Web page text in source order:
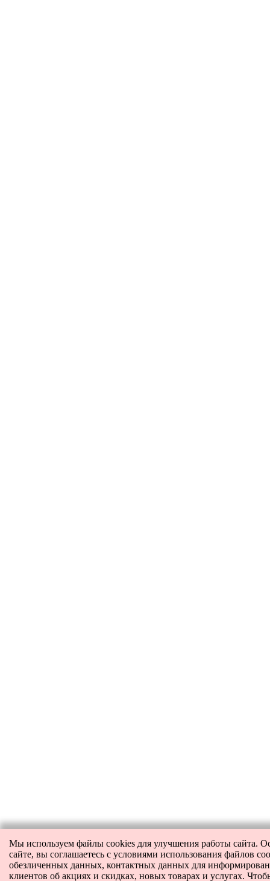
Мы используем файлы cookies для улучшения работы сайта.
сайте, вы соглашаетесь с условиями использования файлов
обезличенных данных, контактных данных для
клиентов об акциях и скидках, новых товарах и услугах.